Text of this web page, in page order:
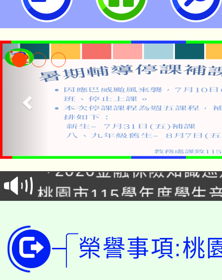
公告本校115學年度第
代理(課)教師甄選結果(
車」活動
桃園市115學年度學生
代理(課)教師甄選結果(
公告本校115學年度第
代理(課)教師甄選結果(
轉知中國文化大學推廣
榮譽事項:桃